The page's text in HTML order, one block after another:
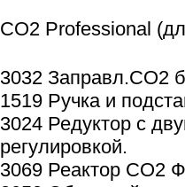
СО2 Professional
3032 Заправл.СО2
1519 Ручка и
3024 Редуктор с
регулировкой.
3069 Реактор СО2